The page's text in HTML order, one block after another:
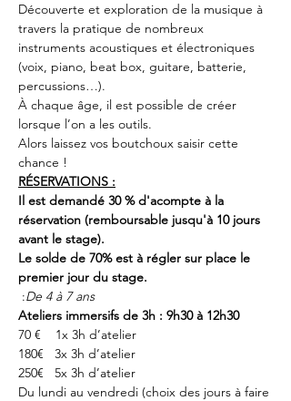
Découverte et exploration de la musique à
travers la pratique de nombreux
instruments acoustiques et électroniques
(voix, piano, beat box, guitare, batterie,
percussions…).
À chaque âge, il est possible de créer
lorsque l’on a les outils.
Alors laissez vos boutchoux saisir cette
chance !
RÉSERVATIONS :
Il est demandé 30 % d'acompte à la
réservation (remboursable jusqu'à 10 jours
avant le stage).
Le solde de 70% est à régler sur place le
premier jour du stage.
:De 4 à 7 ans
Ateliers immersifs de 3h : 9h30 à 12h30
70 €    1x 3h d’atelier
180€   3x 3h d’atelier
250€   5x 3h d’atelier
Du lundi au vendredi (choix des jours à faire